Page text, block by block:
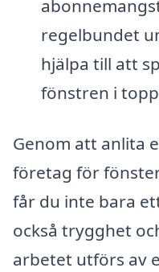
regelbundet
hjälpa till att
fönstren i
Genom att anlita
företag för
får du inte bara
också trygghet
arbetet utförs av